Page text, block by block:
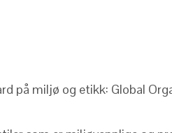
på miljø og etikk: Global